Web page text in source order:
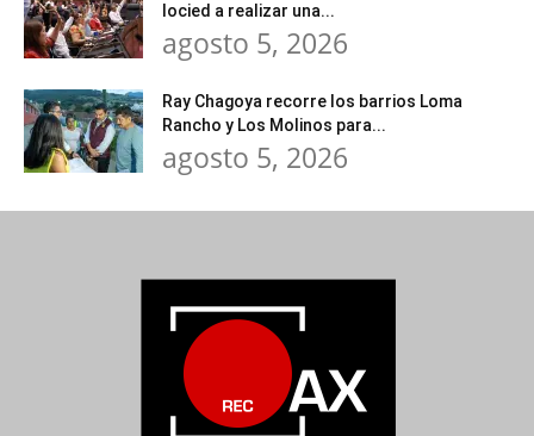
Iocied a realizar una...
agosto 5, 2026
Ray Chagoya recorre los barrios Loma
Rancho y Los Molinos para...
agosto 5, 2026